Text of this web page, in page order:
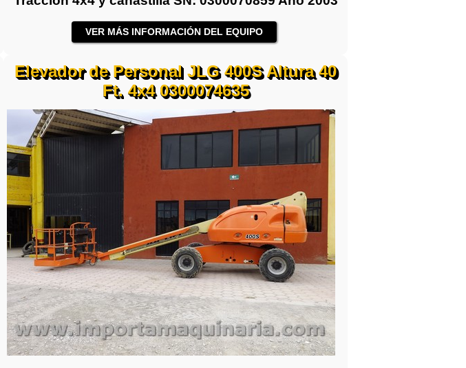
VER MÁS INFORMACIÓN DEL EQUIPO
Elevador de Personal JLG 400S Altura 40
Ft. 4x4 0300074635